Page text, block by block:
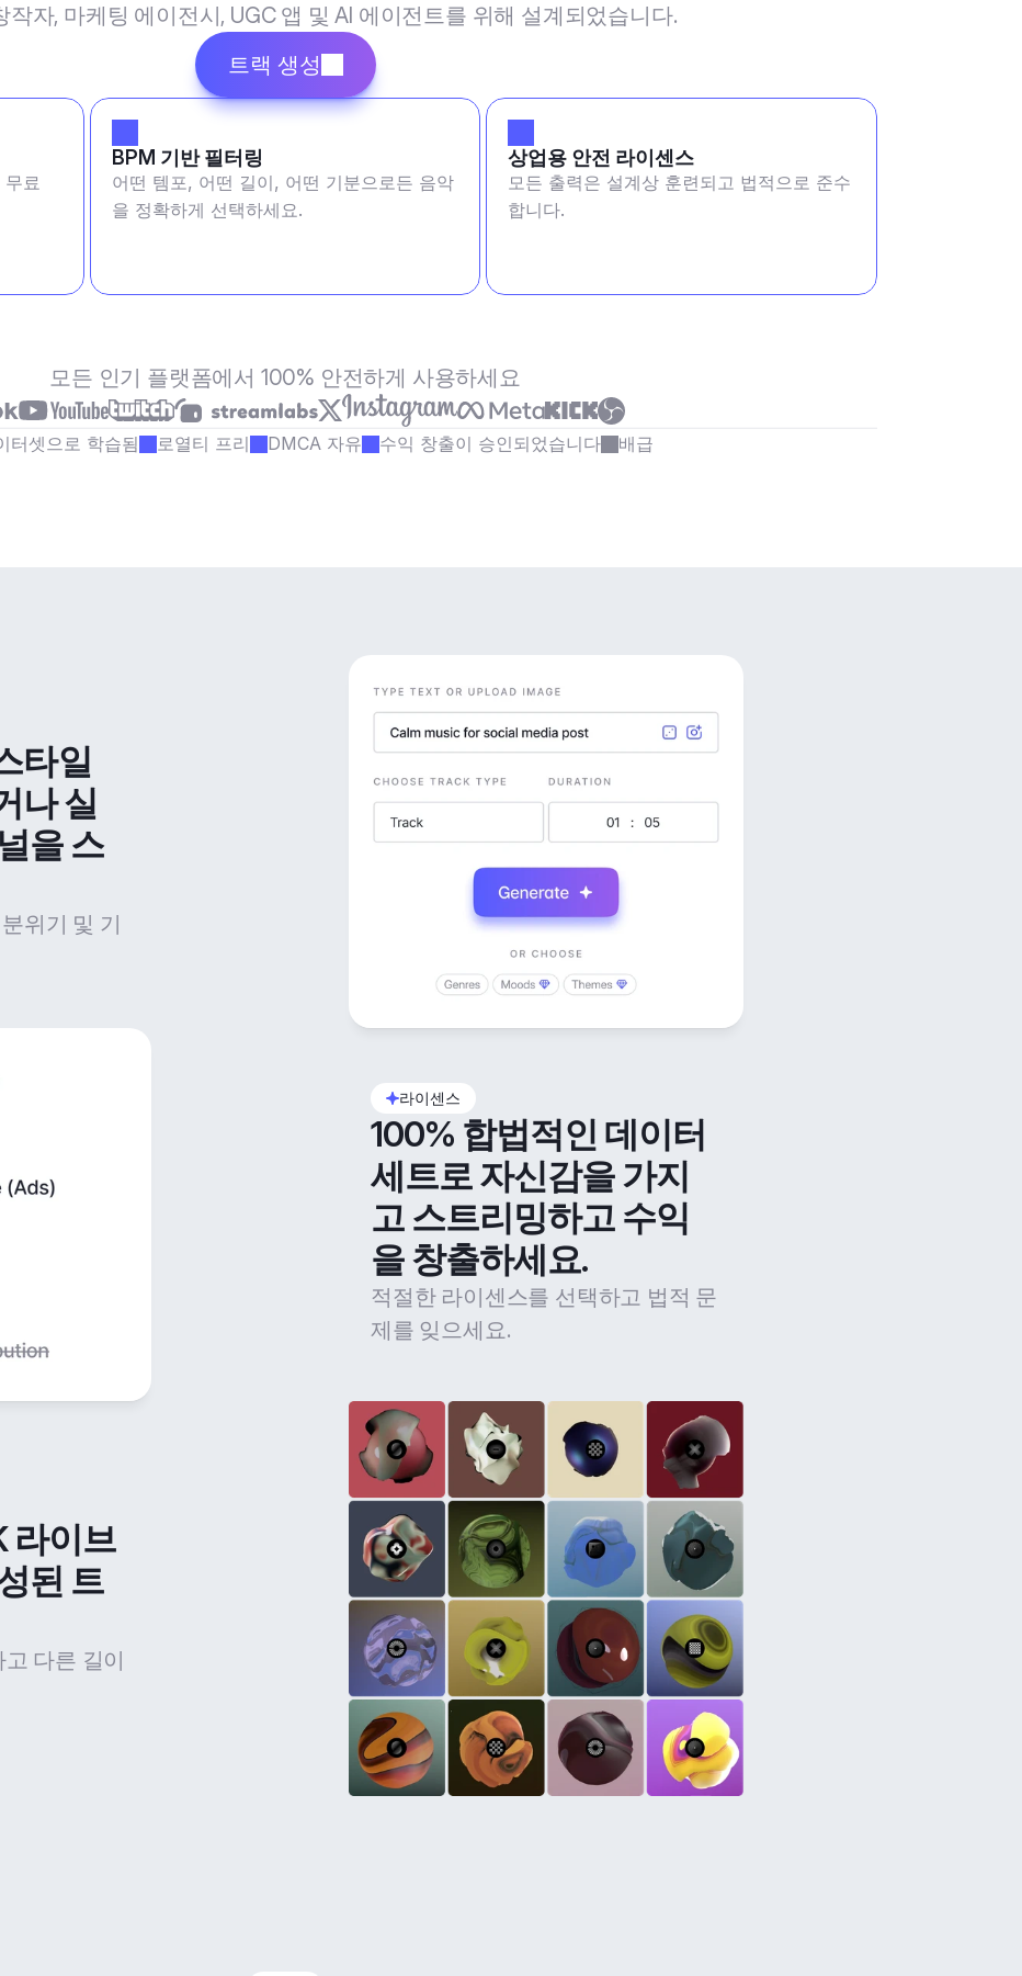
작자, 마케팅 에이전시, UGC 앱 및 AI 에이전트를 위해 설계되었습니다.
트랙 생성
무료
BPM 기반 필터링
어떤 템포, 어떤 길이, 어떤 기분으로든 음악
을 정확하게 선택하세요.
상업용 안전 라이센스
모든 출력은 설계상 훈련되고 법적으로 준수
합니다.
모든 인기 플랫폼에서 100% 안전하게 사용하세요
터셋으로 학습됨 로열티 프리 DMCA 자유 수익 창출이 승인되었습니다 배급
타일
나 실
을 스
위기 및 기
라이센스
100% 합법적인 데이터
세트로 자신감을 가지
고 스트리밍하고 수익
을 창출하세요.
적절한 라이센스를 선택하고 법적 문
제를 잊으세요.
라이브
된 트
다른 길이